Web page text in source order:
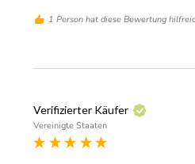
1 Person hat diese Bewertung
Verifizierter Käufer
Vereinigte Staaten